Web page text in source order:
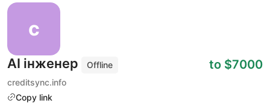
AI інженер
Offline
creditsync.info
Copy link
to $7000